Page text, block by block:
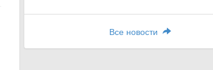
Все новости